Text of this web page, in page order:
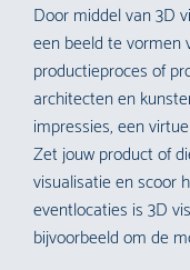
Door middel van 3D
een beeld te vormen
productieproces of
architecten en
impressies, een
Zet jouw product of
visualisatie en scoor
eventlocaties is 3D
bijvoorbeeld om de